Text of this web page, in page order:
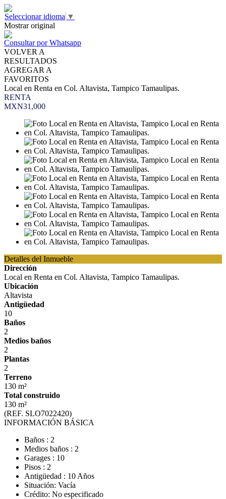
Seleccionar idioma ▼
Mostrar original
Consultar por Whatsapp
VOLVER A
RESULTADOS
AGREGAR A
FAVORITOS
Local en Renta en Col. Altavista, Tampico Tamaulipas.
RENTA
MXN31,000
Detalles del Inmueble
Dirección
Local en Renta en Col. Altavista, Tampico Tamaulipas.
Ubicación
Altavista
Antigüedad
10
Baños
2
Medios baños
2
Plantas
2
Terreno
130 m²
Total construido
130 m²
(REF. SLO7022420)
INFORMACIÓN BÁSICA
Baños : 2
Medios baños : 2
Garages : 10
Pisos : 2
Antigüedad : 10 Años
Situación: Vacía
Crédito: No especificado